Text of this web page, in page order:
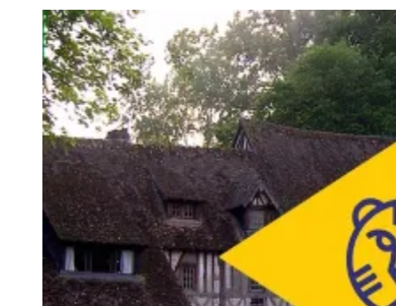
Paulistão, Brasileirão, Champions League e mais. Placar em tempo
real, classificação e notícias esportivas.
Acompanhar jogos
Newsletter Bom Dia Barueri
Entretenimento Completo
Resultados das Loterias
Esportes ao Vivo
Trânsito em Tempo Real
Clima e Previsão do Tempo
Vagas de Emprego
Portal Pet
Explore Barueri
Guia de Empresas
Publicidade Anuncie Aqui
Seguir 3 min de leitura
HBF+Brasil anuncia residência francesa
durante o Rio2C
Redação Jornal de Barueri